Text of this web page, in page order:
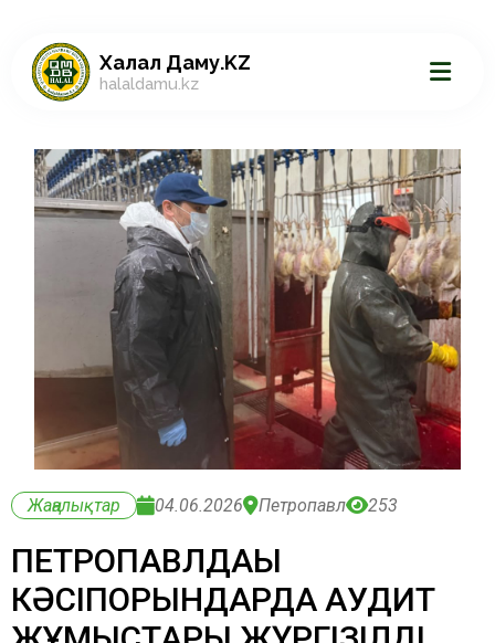
Халал Даму.KZ
halaldamu.kz
Жаңалықтар 04.06.2026 Петропавл 253
ПЕТРОПАВЛДАҒЫ
КӘСІПОРЫНДАРДА АУДИТ